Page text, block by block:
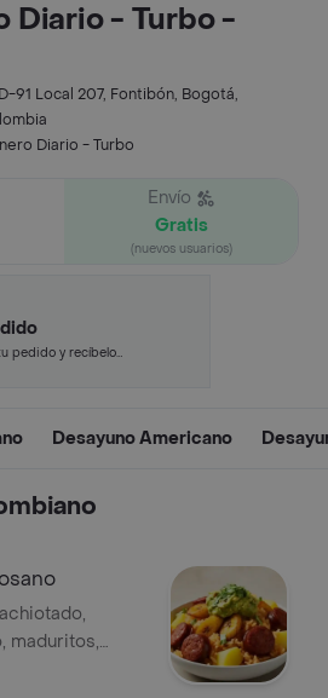
Diario - Turbo -
91 Local 207, Fontibón, Bogotá,
Diario - Turbo
Envío
Gratis
(nuevos usuarios)
pedido y recíbelo
Desayuno Americano
maduritos,